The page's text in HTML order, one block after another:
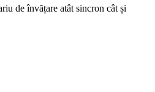
de învățare atât sincron cât și